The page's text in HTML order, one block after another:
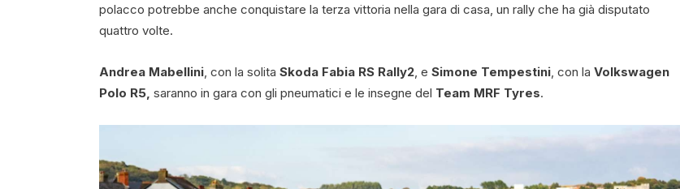
polacco potrebbe anche conquistare la terza vittoria nella gara di casa, un rally che ha già disputato
quattro volte.
Andrea Mabellini, con la solita Skoda Fabia RS Rally2, e Simone Tempestini, con la Volkswagen
Polo R5, saranno in gara con gli pneumatici e le insegne del Team MRF Tyres.